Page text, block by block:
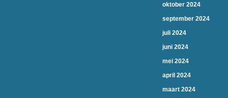
oktober 2024
september 2024
juli 2024
juni 2024
mei 2024
april 2024
maart 2024